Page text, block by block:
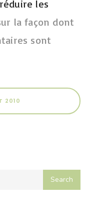
les
la façon dont
sont
2010